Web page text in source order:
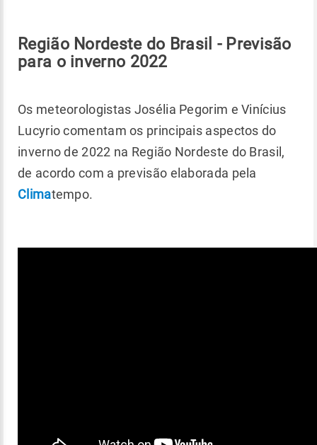
Região Nordeste do Brasil - Previsão
para o inverno 2022
Os meteorologistas Josélia Pegorim e Vinícius
Lucyrio comentam os principais aspectos do
inverno de 2022 na Região Nordeste do Brasil,
de acordo com a previsão elaborada pela
Climatempo.